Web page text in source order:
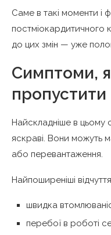
Саме в такі моменти і
постміокардитичного
до цих змін — уже
Симптоми,
пропустити
Найскладніше в цьому
яскраві. Вони можуть
або перевантаження.
Найпоширеніші
швидка
перебої в роботі